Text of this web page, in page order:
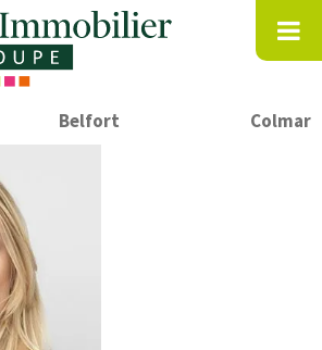
Belfort Colmar